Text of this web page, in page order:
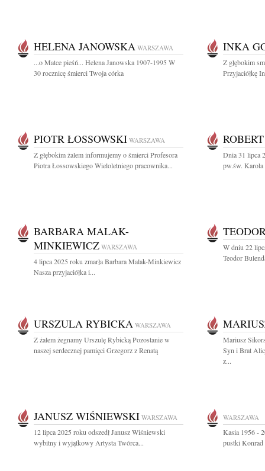
HELENA JANOWSKA WARSZAWA
...o Matce pieśń... Helena Janowska 1907-1995 W
30 rocznicę śmierci Twoja córka
INKA
Z głębokim
Przyjaciółkę
PIOTR ŁOSSOWSKI WARSZAWA
Z głębokim żalem informujemy o śmierci Profesora
Piotra Łossowskiego Wieloletniego pracownika...
Dnia 31 lipca
pw.św. Karola
BARBARA MALAK-
MINKIEWICZ WARSZAWA
4 lipca 2025 roku zmarła Barbara Malak-Minkiewicz
Nasza przyjaciółka i...
W dniu 22
Teodor
URSZULA RYBICKA WARSZAWA
Z żalem żegnamy Urszulę Rybicką Pozostanie w
naszej serdecznej pamięci Grzegorz z Renatą
Mariusz
Syn i Brat
z...
JANUSZ WIŚNIEWSKI WARSZAWA
12 lipca 2025 roku odszedł Janusz Wiśniewski
wybitny i wyjątkowy Artysta Twórca...
WARSZAWA
Kasia 1956 -
pustki Konrad